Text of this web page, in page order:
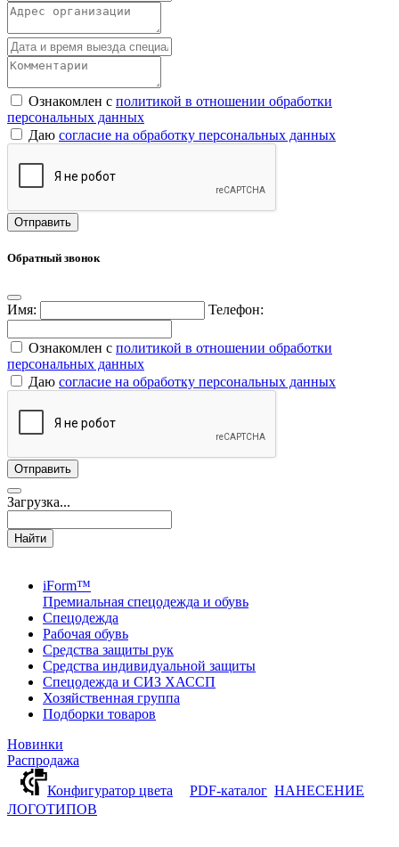
Ознакомлен с политикой в отношении обработки
персональных данных
Даю согласие на обработку персональных данных
Обратный звонок
Имя: Телефон:
Ознакомлен с политикой в отношении обработки
персональных данных
Даю согласие на обработку персональных данных
Загрузка...
Найти
iForm™
Премиальная спецодежда и обувь
Спецодежда
Рабочая обувь
Средства защиты рук
Средства индивидуальной защиты
Спецодежда и СИЗ ХАССП
Хозяйственная группа
Подборки товаров
Новинки
Распродажа
Конфигуратор цвета
PDF-каталог НАНЕСЕНИЕ
ЛОГОТИПОВ